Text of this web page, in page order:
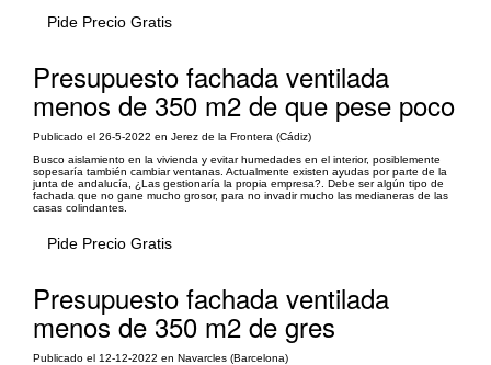
Pide Precio Gratis
Presupuesto fachada ventilada
menos de 350 m2 de que pese poco
Publicado el 26-5-2022 en Jerez de la Frontera (Cádiz)
Busco aislamiento en la vivienda y evitar humedades en el interior, posiblemente
sopesaría también cambiar ventanas. Actualmente existen ayudas por parte de la
junta de andalucía, ¿Las gestionaría la propia empresa?. Debe ser algún tipo de
fachada que no gane mucho grosor, para no invadir mucho las medianeras de las
casas colindantes.
Pide Precio Gratis
Presupuesto fachada ventilada
menos de 350 m2 de gres
Publicado el 12-12-2022 en Navarcles (Barcelona)